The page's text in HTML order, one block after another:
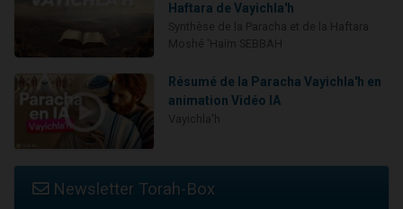
Haftara de Vayichla'h
Résumé de la Paracha Vayichla'h en
animation Vidéo IA
Newsletter Torah-Box